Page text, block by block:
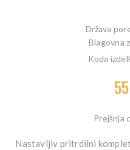
Država
Blagovna
Koda
Prejšnja
Nastavljiv pritrdilni